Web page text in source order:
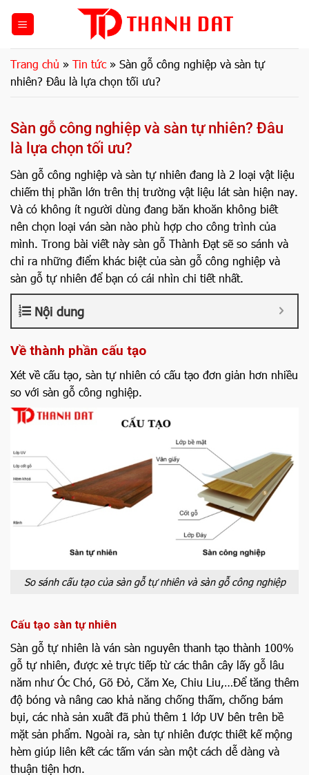
dungTrang chủ » Tin tức » Sàn gỗ công nghiệp và sàn tự
nhiên? Đâu là lựa chọn tối ưu?
Sàn gỗ công nghiệp và sàn tự nhiên? Đâu
là lựa chọn tối ưu?
Sàn gỗ công nghiệp và sàn tự nhiên đang là 2 loại vật liệu
chiếm thị phần lớn trên thị trường vật liệu lát sàn hiện nay.
Và có không ít người dùng đang băn khoăn không biết
nên chọn loại ván sàn nào phù hợp cho công trình của
mình. Trong bài viết này sàn gỗ Thành Đạt sẽ so sánh và
chỉ ra những điểm khác biệt của sàn gỗ công nghiệp và
sàn gỗ tự nhiên để bạn có cái nhìn chi tiết nhất.
Nội dung
Về thành phần cấu tạo
Xét về cấu tạo, sàn tự nhiên có cấu tạo đơn giản hơn nhiều
so với sàn gỗ công nghiệp.
So sánh cấu tạo của sàn gỗ tự nhiên và sàn gỗ công nghiệp
Cấu tạo sàn tự nhiên
Sàn gỗ tự nhiên là ván sàn nguyên thanh tạo thành 100%
gỗ tự nhiên, được xẻ trực tiếp từ các thân cây lấy gỗ lâu
năm như Óc Chó, Gõ Đỏ, Căm Xe, Chiu Liu,…Để tăng thêm
độ bóng và nâng cao khả năng chống thấm, chống bám
bụi, các nhà sản xuất đã phủ thêm 1 lớp UV bên trên bề
mặt sản phẩm. Ngoài ra, sàn tự nhiên được thiết kế mộng
hèm giúp liên kết các tấm ván sàn một cách dễ dàng và
thuận tiện hơn.